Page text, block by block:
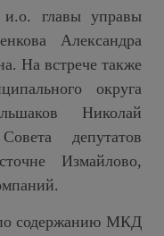
главы управы
Александра
На встрече также
округа
Николай
депутатов
Измайлово,
содержанию МКД